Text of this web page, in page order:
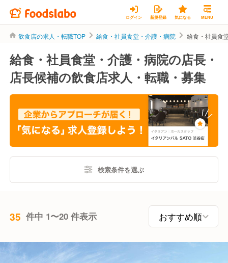
ログイン 新規登録 気になる MENU
飲食店の求人・転職TOP 給食・社員食堂・介護・病院 給食・社員食
給食・社員食堂・介護・病院の店長・
店長候補の飲食店求人・転職・募集
検索条件を選ぶ
35 件中 1〜20 件表示